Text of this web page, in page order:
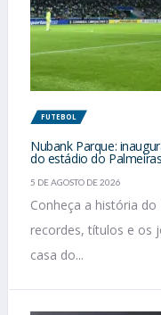
FUTEBOL
Nubank Parque:
do estádio do Palmeiras
5 DE AGOSTO DE 2026
Conheça a história do
recordes, títulos e os
casa do...